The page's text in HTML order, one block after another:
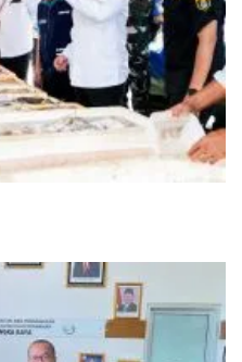
pelabuhan perikanan